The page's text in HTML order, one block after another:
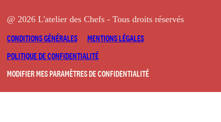
@ 2026 L'atelier des Chefs - Tous droits réservés
CONDITIONS GÉNÉRALES
MENTIONS LÉGALES
POLITIQUE DE CONFIDENTIALITÉ
MODIFIER MES PARAMÈTRES DE CONFIDENTIALITÉ